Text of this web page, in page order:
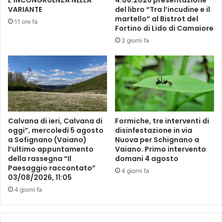
n
o
:
i
a
n
o
c
e
l
e
b
r
a
l
a
G
o
a
l
l
’
o
s
p
e
d
a
l
e
d
l
l
’
VARIANTE
11 ore fa
del libro “Tra l’incudine e il
martello” al Bistrot del
Fortino di Lido di Camaiore
3 giorni fa
Calvana di ieri, Calvana di
oggi”, mercoledì 5 agosto
a Sofignano (Vaiano)
l’ultimo appuntamento
della rassegna “Il
Paesaggio raccontato”
03/08/2026, 11:05
4 giorni fa
Formiche, tre interventi di
disinfestazione in via
Nuova per Schignano a
Vaiano. Primo intervento
domani 4 agosto
4 giorni fa